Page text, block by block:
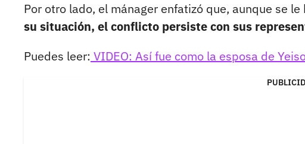
Por otro lado, el mánager enfatizó que, aunque se
su situación, el conflicto persiste con sus
Puedes leer: VIDEO: Así fue como la esposa de